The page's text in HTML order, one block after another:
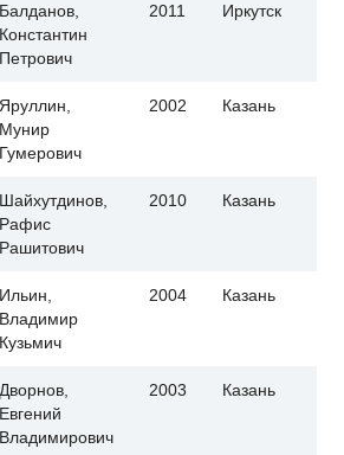
Балданов,
Константин
Петрович
2011 Иркутск
Яруллин,
Мунир
Гумерович
2002 Казань
Шайхутдинов,
Рафис
Рашитович
2010 Казань
Ильин,
Владимир
Кузьмич
2004 Казань
Дворнов,
Евгений
Владимирович
2003 Казань